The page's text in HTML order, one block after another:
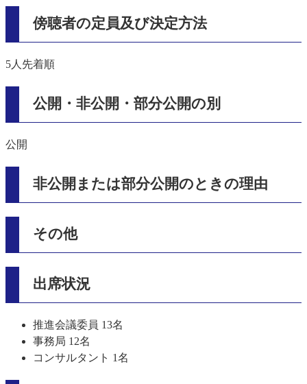
傍聴者の定員及び決定方法
5人先着順
公開・非公開・部分公開の別
公開
非公開または部分公開のときの理由
その他
出席状況
推進会議委員 13名
事務局 12名
コンサルタント 1名